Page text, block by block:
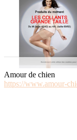
Amour de chien
https://www.amour-